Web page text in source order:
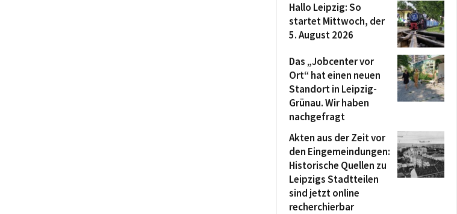
Hallo Leipzig: So
startet Mittwoch, der
5. August 2026
Das „Jobcenter vor
Ort“ hat einen neuen
Standort in Leipzig-
Grünau. Wir haben
nachgefragt
Akten aus der Zeit vor
den Eingemeindungen:
Historische Quellen zu
Leipzigs Stadtteilen
sind jetzt online
recherchierbar